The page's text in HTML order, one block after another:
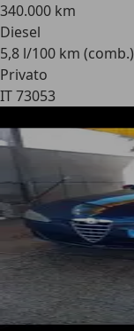
340.000 km
Diesel
5,8 l/100 km (comb.)
Privato
IT 73053